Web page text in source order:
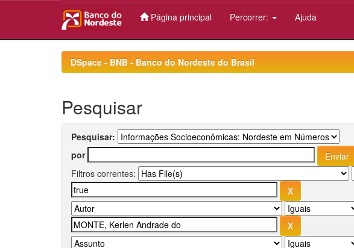
Página principal Percorrer: Ajuda
DSpace - BNB - Banco do Nordeste do Brasil
Pesquisar
Pesquisar:
por
Filtros correntes: